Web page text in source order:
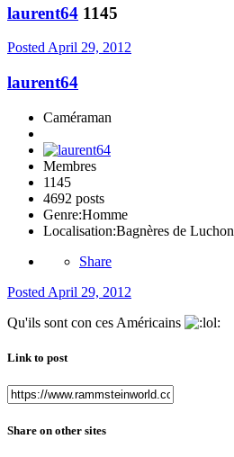
laurent64 1145
PostedApril 29, 2012
laurent64
Caméraman
Membres
1145
4692 posts
Genre:Homme
Localisation:Bagnères de Luchon
Share
Posted April 29, 2012
Qu'ils sont con ces Américains
Link to post
Share on other sites